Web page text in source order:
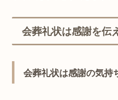
会葬礼状は感謝を伝
会葬礼状は感謝の気持